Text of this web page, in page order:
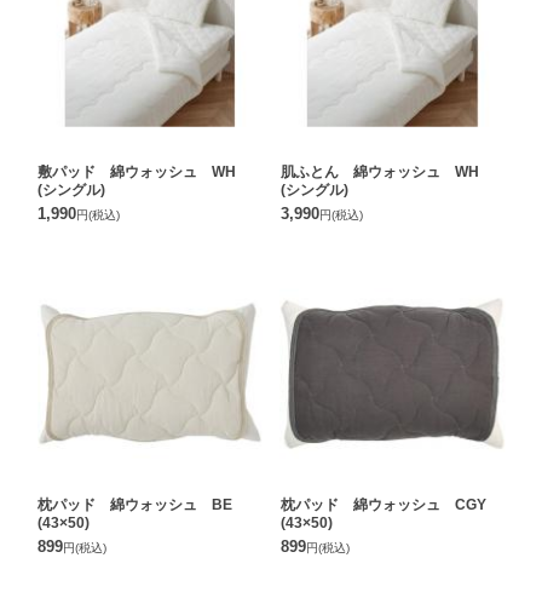
敷パッド 綿ウォッシュ WH
(シングル)
1,990円(税込)
肌ふとん 綿ウォッシュ WH
(シングル)
3,990円(税込)
枕パッド 綿ウォッシュ BE
(43×50)
899円(税込)
枕パッド 綿ウォッシュ CGY
(43×50)
899円(税込)